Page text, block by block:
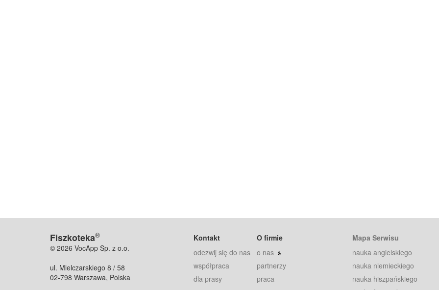
Fiszkoteka®
© 2026 VocApp Sp. z o.o.
ul. Mielczarskiego 8 / 58
02-798 Warszawa, Polska
Kontakt
odezwij się do nas
współpraca
dla prasy
O firmie
o nas
partnerzy
praca
Mapa Serwisu
nauka angielskiego
nauka niemieckiego
nauka hiszpańskiego